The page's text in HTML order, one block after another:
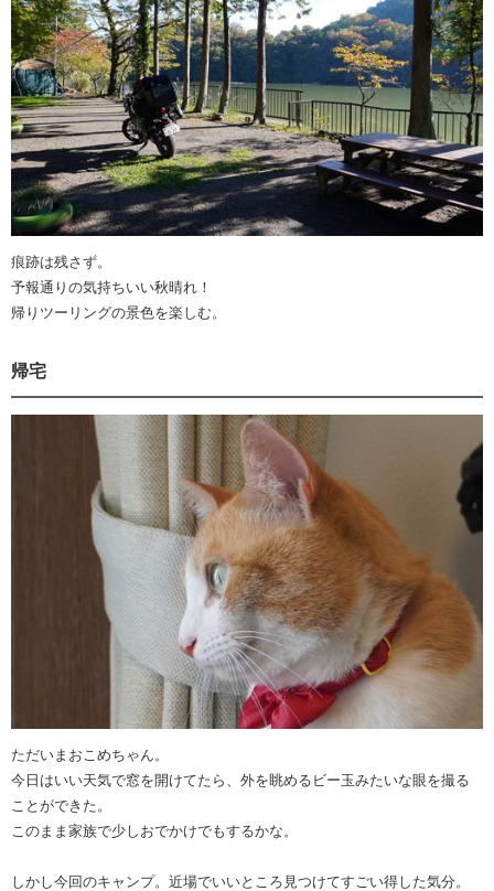
痕跡は残さず。
予報通りの気持ちいい秋晴れ！
帰りツーリングの景色を楽しむ。
帰宅
ただいまおこめちゃん。
今日はいい天気で窓を開けてたら、外を眺めるビー玉みたいな眼を撮る
ことができた。
このまま家族で少しおでかけでもするかな。
しかし今回のキャンプ。近場でいいところ見つけてすごい得した気分。